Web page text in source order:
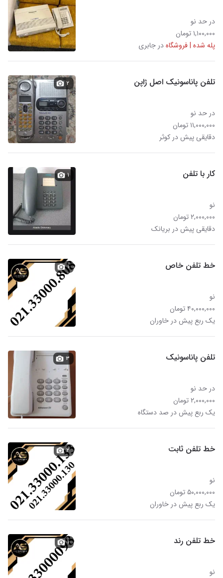
در حد نو
۱,۱۰۰,۰۰۰ تومان
پله شده | فروشگاهدر جابری
تلفن پاناسونیک اصل ژاپن
در حد نو
۱۱,۰۰۰,۰۰۰ تومان
دقایقی پیش در کوثر
۲
کار با تلفن
نو
۲,۰۰۰,۰۰۰ تومان
دقایقی پیش در بریانک
۱
خط تلفن خاص
نو
۴۰,۰۰۰,۰۰۰ تومان
یک ربع پیش در خاوران
۱
تلفن پاناسونیک
در حد نو
۲,۰۰۰,۰۰۰ تومان
یک ربع پیش در صد دستگاه
۳
خط تلفن ثابت
نو
۵۰,۰۰۰,۰۰۰ تومان
یک ربع پیش در خاوران
۲
خط تلفن رند
نو
۱